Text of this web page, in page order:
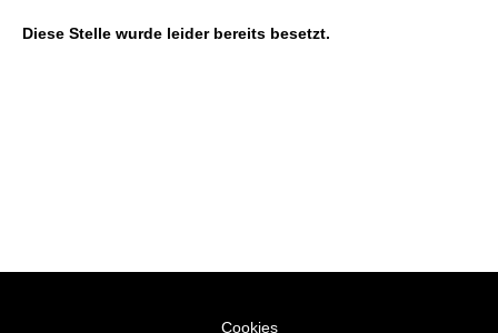
Diese Stelle wurde leider bereits besetzt.
Cookies